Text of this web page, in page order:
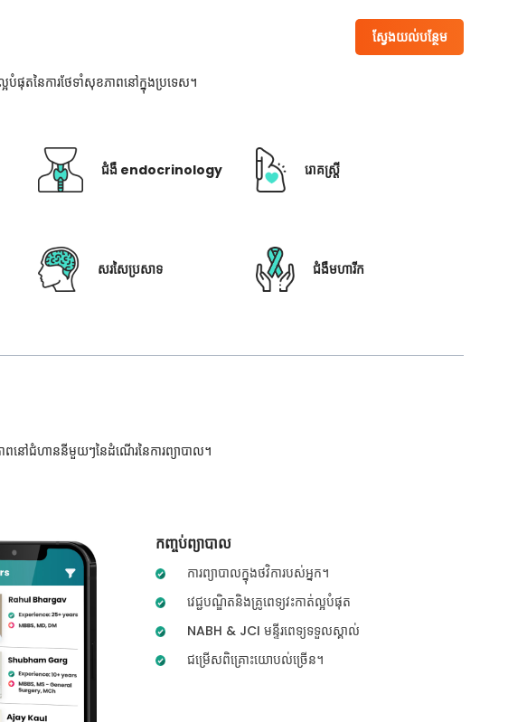
ស្វែងយល់បន្ថែម
បំផុតនៃការថែទាំសុខភាពនៅក្នុងប្រទេស។
ជំងឺ endocrinology រោគស្ត្រី
សរសៃប្រសាទ ជំងឺមហារីក
ាពនៅជំហាននីមួយៗនៃដំណើរនៃការព្យាបាល។
កញ្ចប់ព្យាបាល
ការព្យាបាលក្នុងថវិការបស់អ្នក។
វេជ្ជបណ្ឌិតនិងគ្រូពេទ្យវះកាត់ល្អបំផុត
NABH & JCI មន្ទីរពេទ្យទទួលស្គាល់
ជម្រើសពិគ្រោះយោបល់ច្រើន។